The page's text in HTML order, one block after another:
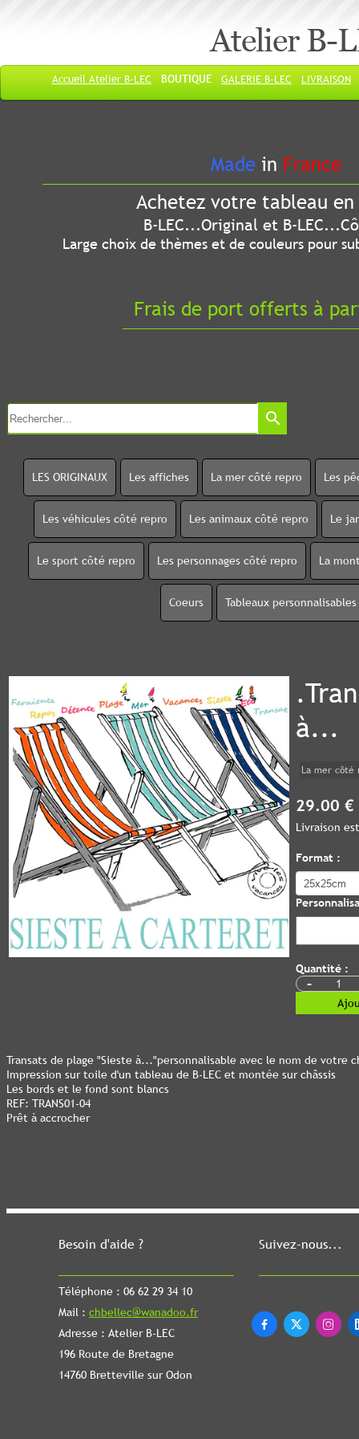
Atelier B-
Accueil Atelier B-LEC BOUTIQUE GALERIE B-LEC LIVRAISON
Besoin d'aide ?
Téléphone : 06 62 29 34 10
Mail : chbellec@wanadoo.fr
Adresse : Atelier B-LEC
196 Route de Bretagne
14760 Bretteville sur Odon
Suivez-nous...
  
Made in France
Achetez votre tableau
B-LEC...Original et B-
Large choix de thèmes et de couleurs pour
Frais de port offerts à
search
LES ORIGINAUX Les affiches La mer côté repro Les
Les véhicules côté repro Les animaux côté repro Le
Le sport côté repro Les personnages côté repro La
Coeurs Tableaux personnalisables
à...
La mer côté
29.00 €
Livraison
Format :
Quantité :
-
Transats de plage "Sieste à..."personnalisable avec le nom de votre
Impression sur toile d'un tableau de B-LEC et montée sur châssis
Les bords et le fond sont blancs
REF: TRANS01-04
Prêt à accrocher